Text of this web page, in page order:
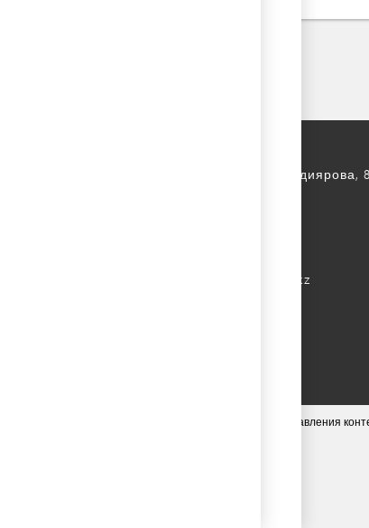
г. Астана, ул. С. Асфендиярова,
kense@qaztrade.org.kz
Авторское право принадлежит eRegulations ©, система управления